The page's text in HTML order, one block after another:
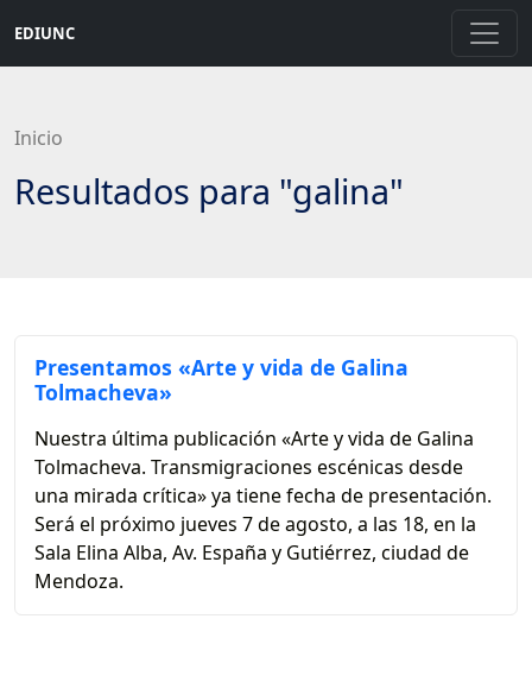
contenido
EDIUNC
Inicio
Resultados para "galina"
Presentamos «Arte y vida de Galina
Tolmacheva»
Nuestra última publicación «Arte y vida de Galina
Tolmacheva. Transmigraciones escénicas desde
una mirada crítica» ya tiene fecha de presentación.
Será el próximo jueves 7 de agosto, a las 18, en la
Sala Elina Alba, Av. España y Gutiérrez, ciudad de
Mendoza.